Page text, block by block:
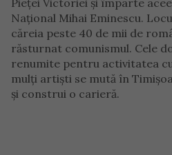
Pieței Victoriei și împarte
Național Mihai Eminescu.
căreia peste 40 de mii de
răsturnat comunismul. Cele
renumite pentru activitatea
mulți artiști se mută în
și construi o carieră.